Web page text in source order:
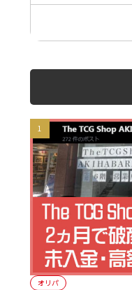
オリパ